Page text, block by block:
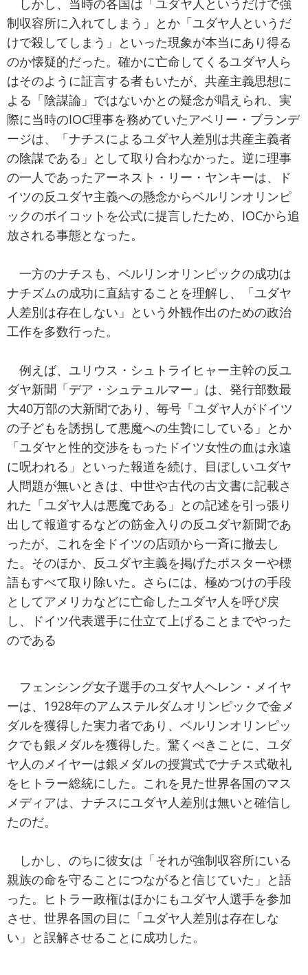
しかし、当時の各国は「ユダヤ人というだけで強
制収容所に入れてしまう」とか「ユダヤ人というだ
けで殺してしまう」といった現象が本当にあり得る
のか懐疑的だった。確かに亡命してくるユダヤ人ら
はそのように証言する者もいたが、共産主義思想に
よる「陰謀論」ではないかとの疑念が唱えられ、実
際に当時のIOC理事を務めていたアベリー・ブランデ
ージは、「ナチスによるユダヤ人差別は共産主義者
の陰謀である」として取り合わなかった。逆に理事
の一人であったアーネスト・リー・ヤンキーは、ド
イツの反ユダヤ主義への懸念からベルリンオリンピ
ックのボイコットを公式に提言したため、IOCから追
放される事態となった。
一方のナチスも、ベルリンオリンピックの成功は
ナチズムの成功に直結することを理解し、「ユダヤ
人差別は存在しない」という外観作出のための政治
工作を多数行った。
例えば、ユリウス・シュトライヒャー主幹の反ユ
ダヤ新聞「デア・シュテュルマー」は、発行部数最
大40万部の大新聞であり、毎号「ユダヤ人がドイツ
の子どもを誘拐して悪魔への生贄にしている」とか
「ユダヤと性的交渉をもったドイツ女性の血は永遠
に呪われる」といった報道を続け、目ぼしいユダヤ
人問題が無いときは、中世や古代の古文書に記載さ
れた「ユダヤ人は悪魔である」との記述を引っ張り
出して報道するなどの筋金入りの反ユダヤ新聞であ
ったが、これを全ドイツの店頭から一斉に撤去し
た。そのほか、反ユダヤ主義を掲げたポスターや標
語もすべて取り除いた。さらには、極めつけの手段
としてアメリカなどに亡命したユダヤ人を呼び戻
し、ドイツ代表選手に仕立て上げることまでやった
のである
フェンシング女子選手のユダヤ人ヘレン・メイヤ
ーは、1928年のアムステルダムオリンピックで金メ
ダルを獲得した実力者であり、ベルリンオリンピッ
クでも銀メダルを獲得した。驚くべきことに、ユダ
ヤ人のメイヤーは銀メダルの授賞式でナチス式敬礼
をヒトラー総統にした。これを見た世界各国のマス
メディアは、ナチスにユダヤ人差別は無いと確信し
たのだ。
しかし、のちに彼女は「それが強制収容所にいる
親族の命を守ることにつながると信じていた」と語
った。ヒトラー政権はほかにもユダヤ人選手を参加
させ、世界各国の目に「ユダヤ人差別は存在しな
い」と誤解させることに成功した。